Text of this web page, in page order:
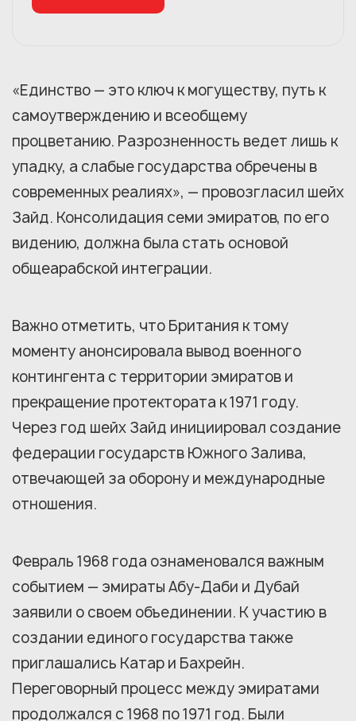
«Единство — это ключ к могуществу, путь к
самоутверждению и всеобщему
процветанию. Разрозненность ведет лишь к
упадку, а слабые государства обречены в
современных реалиях», — провозгласил шейх
Зайд. Консолидация семи эмиратов, по его
видению, должна была стать основой
общеарабской интеграции.
Важно отметить, что Британия к тому
моменту анонсировала вывод военного
контингента с территории эмиратов и
прекращение протектората к 1971 году.
Через год шейх Зайд инициировал создание
федерации государств Южного Залива,
отвечающей за оборону и международные
отношения.
Февраль 1968 года ознаменовался важным
событием — эмираты Абу-Даби и Дубай
заявили о своем объединении. К участию в
создании единого государства также
приглашались Катар и Бахрейн.
Переговорный процесс между эмиратами
продолжался с 1968 по 1971 год. Были